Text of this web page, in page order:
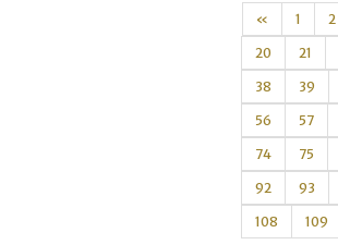
« 1 2
20 21
38 39
56 57
74 75
92 93
108 109